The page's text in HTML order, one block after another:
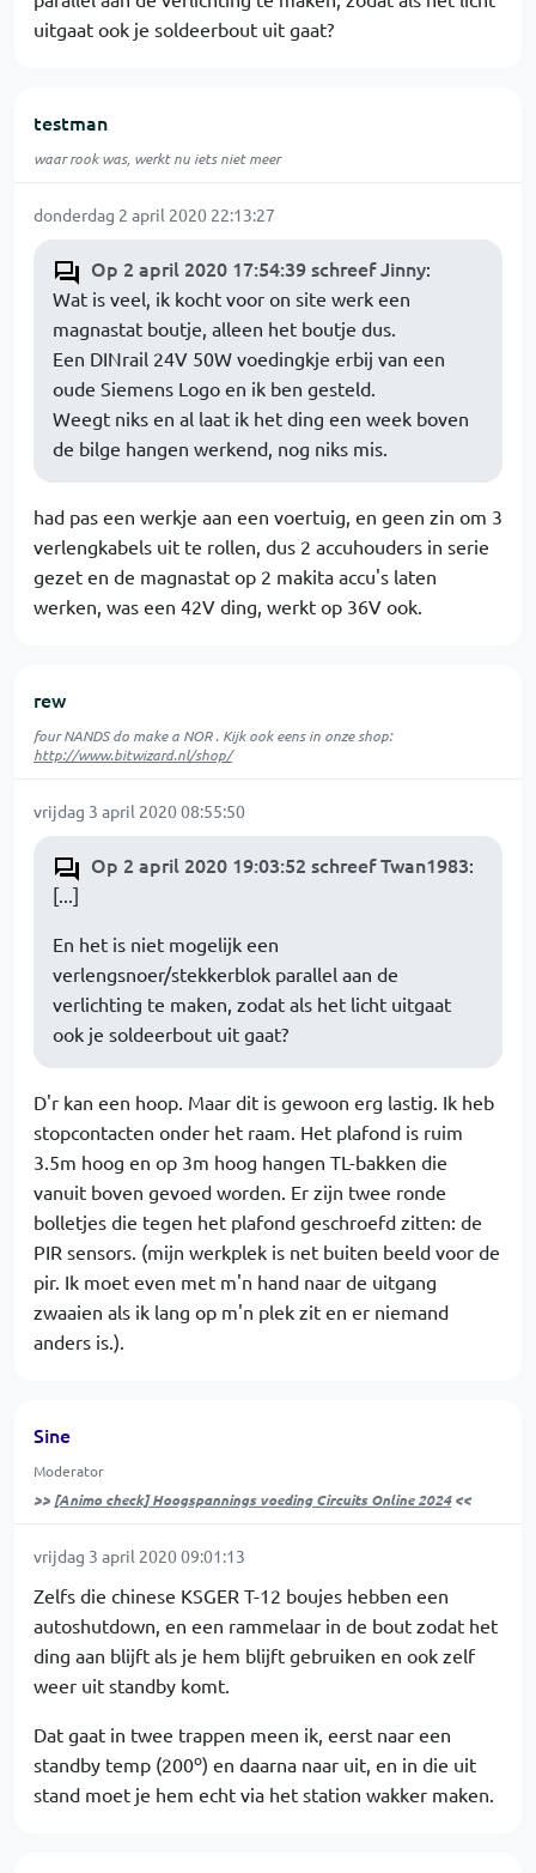
uitgaat ook je soldeerbout uit gaat?
testman
waar rook was, werkt nu iets niet meer
donderdag 2 april 2020 22:13:27
Op 2 april 2020 17:54:39 schreef Jinny:
Wat is veel, ik kocht voor on site werk een
magnastat boutje, alleen het boutje dus.
Een DINrail 24V 50W voedingkje erbij van een
oude Siemens Logo en ik ben gesteld.
Weegt niks en al laat ik het ding een week boven
de bilge hangen werkend, nog niks mis.
had pas een werkje aan een voertuig, en geen zin om 3
verlengkabels uit te rollen, dus 2 accuhouders in serie
gezet en de magnastat op 2 makita accu's laten
werken, was een 42V ding, werkt op 36V ook.
rew
four NANDS do make a NOR . Kijk ook eens in onze shop:
http://www.bitwizard.nl/shop/
vrijdag 3 april 2020 08:55:50
Op 2 april 2020 19:03:52 schreef Twan1983:
[...]
En het is niet mogelijk een
verlengsnoer/stekkerblok parallel aan de
verlichting te maken, zodat als het licht uitgaat
ook je soldeerbout uit gaat?
D'r kan een hoop. Maar dit is gewoon erg lastig. Ik heb
stopcontacten onder het raam. Het plafond is ruim
3.5m hoog en op 3m hoog hangen TL-bakken die
vanuit boven gevoed worden. Er zijn twee ronde
bolletjes die tegen het plafond geschroefd zitten: de
PIR sensors. (mijn werkplek is net buiten beeld voor de
pir. Ik moet even met m'n hand naar de uitgang
zwaaien als ik lang op m'n plek zit en er niemand
anders is.).
Sine
Moderator
>> [Animo check] Hoogspannings voeding Circuits Online 2024<<
vrijdag 3 april 2020 09:01:13
Zelfs die chinese KSGER T-12 boujes hebben een
autoshutdown, en een rammelaar in de bout zodat het
ding aan blijft als je hem blijft gebruiken en ook zelf
weer uit standby komt.
Dat gaat in twee trappen meen ik, eerst naar een
standby temp (200o) en daarna naar uit, en in die uit
stand moet je hem echt via het station wakker maken.